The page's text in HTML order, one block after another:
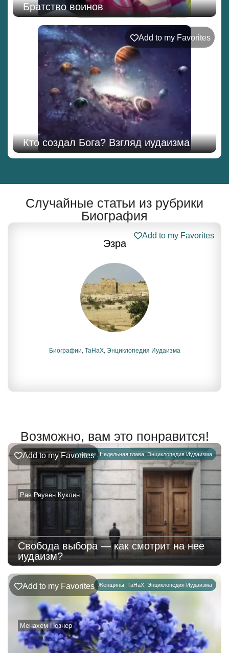
Братство воинов
Add to my Favorites
Кто создал Бога? Взгляд иудаизма
Случайные статьи из рубрики
Биография
Эзра
Add to my Favorites
Биографии ТаНаХ, Энциклопедия Иудаизма
Возможно, вам это понравится!
главная , Недельная глава,Энциклопедия Иудаизма
Рав Реувен Куклин
Add to my Favorites
Свобода выбора — как смотрит на нее
иудаизм?
Женщины ТаНаХ Энциклопедия Иудаизма
Менахем Познер
Add to my Favorites